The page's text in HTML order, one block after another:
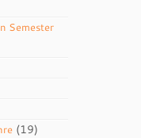
Semester
(19)